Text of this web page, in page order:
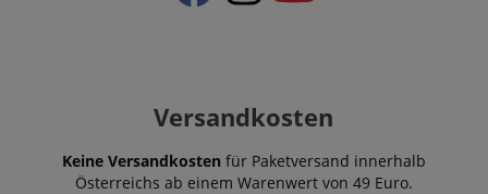
Versandkosten
Keine Versandkosten für Paketversand innerhalb
Österreichs ab einem Warenwert von 49 Euro.